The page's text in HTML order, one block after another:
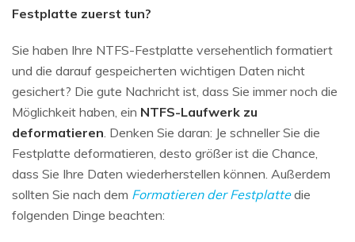
Repairit - Datenreparatur
UBackit - Datensicherung
Festplatte zuerst tun?
Sie haben Ihre NTFS-Festplatte versehentlich formatiert
und die darauf gespeicherten wichtigen Daten nicht
gesichert? Die gute Nachricht ist, dass Sie immer noch die
Möglichkeit haben, ein NTFS-Laufwerk zu
deformatieren . Denken Sie daran: Je schneller Sie die
Festplatte deformatieren, desto größer ist die Chance,
dass Sie Ihre Daten wiederherstellen können. Außerdem
sollten Sie nach dem Formatieren der Festplattedie
folgenden Dinge beachten: